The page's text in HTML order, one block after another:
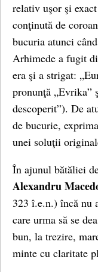
relativ uşor şi
conţinută de
bucuria atunci
Arhimede a fugit
era şi a strigat:
pronunţă „Evrika”
descoperit”). De
de bucurie,
unei soluţii
În ajunul bătăliei
Alexandru
323 î.e.n.) încă nu
care urma să se
bun, la trezire,
minte cu claritate